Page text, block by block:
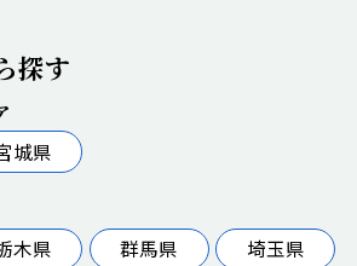
探す
城県
木県 群馬県
埼玉県